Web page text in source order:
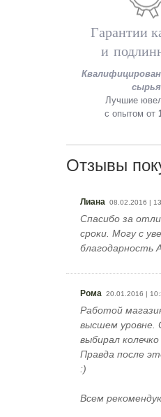
Гарантии
и
сырья
Лучшие
с опытом от
Отзывы
Лиана 08.02.2016 |
Спасибо за
сроки. Могу с
благодарность
Рома 20.01.2016 |
Работой
высшем уровне.
выбирал
Правда после
:)
Всем